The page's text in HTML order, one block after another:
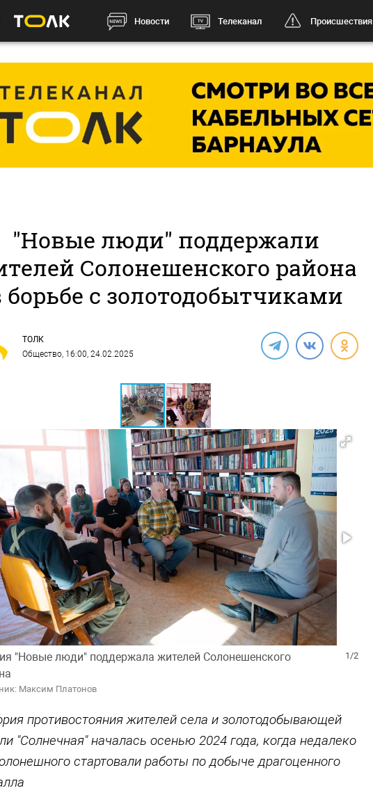
Новости Телеканал Происшествия
"Новые люди" поддержали
Солонешенского района
борьбе с золотодобытчиками
ТОЛК
Общество, 16:00, 24.02.2025
1/2
"Новые люди" поддержала жителей Солонешенского
Максим Платонов
противостояния жителей села и золотодобывающей
"Солнечная" началась осенью 2024 года, когда недалеко
стартовали работы по добыче драгоценного